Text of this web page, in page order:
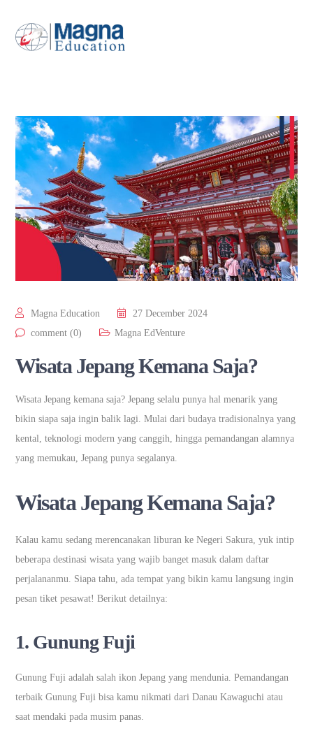
Magna Education
27 December 2024
comment (0)
Magna EdVenture
Wisata Jepang Kemana Saja?
Wisata Jepang kemana saja? Jepang selalu punya hal menarik yang
bikin siapa saja ingin balik lagi. Mulai dari budaya tradisionalnya yang
kental, teknologi modern yang canggih, hingga pemandangan alamnya
yang memukau, Jepang punya segalanya.
Wisata Jepang Kemana Saja?
Kalau kamu sedang merencanakan liburan ke Negeri Sakura, yuk intip
beberapa destinasi wisata yang wajib banget masuk dalam daftar
perjalananmu. Siapa tahu, ada tempat yang bikin kamu langsung ingin
pesan tiket pesawat! Berikut detailnya:
1. Gunung Fuji
Gunung Fuji adalah salah ikon Jepang yang mendunia. Pemandangan
terbaik Gunung Fuji bisa kamu nikmati dari Danau Kawaguchi atau
saat mendaki pada musim panas.